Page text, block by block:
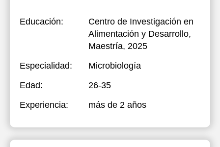
Educación:
Centro de Investigación en
Alimentación y Desarrollo,
Maestría, 2025
Especialidad:
Microbiología
Edad:
26-35
Experiencia:
más de 2 años